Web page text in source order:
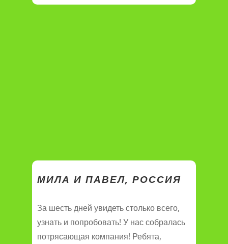
МИЛА И ПАВЕЛ, РОССИЯ
За шесть дней увидеть столько всего,
узнать и попробовать! У нас собралась
потрясающая компания! Ребята,